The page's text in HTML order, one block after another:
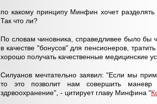
по какому принципу Минфин хочет
Так что ли?
По словам чиновника, справедливее было бы
в качестве "бонусов" для пенсионеров,
хорошо получать качественные медицинские
Силуанов мечтательно заявил: "Если мы
то это позволит нам совершить
здрвоохранение", - цитирует главу Минфина "